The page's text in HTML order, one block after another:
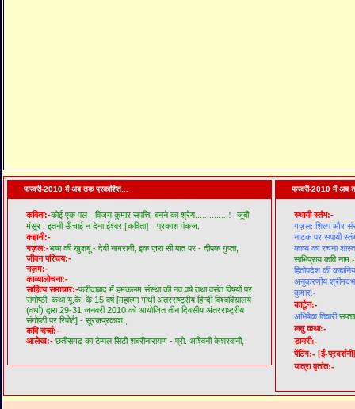
फरवरी-2010 में अब तक प्रकाशित...
कविता:-कोई एक पल - विजय कुमार सपत्ति, बनने का श्रेय..............!- जूबी
मंसूर , इतनी ऊँचाई न देना ईश्वर [कविता] - प्रकाश पंकज,
कहानी:-
गज़ल:-भाषा की खुशबू - देवी नागरानी, इक ज़रा सी बात पर - दीपक गुप्ता,
जीवन परिचय:-
नज़म:-
काव्यालोचना:-
साहित्य समाचार:-फ़रीदाबाद में हमकलम संस्था की नव वर्ष तथा वसंत विषयों पर
संगोष्ठी, कथा यू.के. के 15 वर्ष [महात्मा गांधी अंतरराष्ट्रीय हिन्दी विश्वविद्यालय
(वर्धा) द्वारा 29-31 जनवरी 2010 को आयोजित तीन दिवसीय अंतरराष्ट्रीय
संगोष्ठी पर रिपोर्ट] - सूरजप्रकाश ,
कवि चर्चा:-
आलेख:- छतीसगढ का टेम्पल सिटी शबरीनारायण - प्रो. अश्विनी केशरवानी,
फरवरी-2010 में अब
स्थायी स्तंभ:-
गज़ल: शिल्प और
नाटक पर स्थायी
काव्य का रचना
साभिप्राय कवि
हितोपदेश की
अनुकरणीय
कुमार:-
कार्टून:-
अभिषेक तिवारी:
लघु कथा:-
डायरी:-
पेंटिंग:- [ई-
यात्रा वृतांत:-